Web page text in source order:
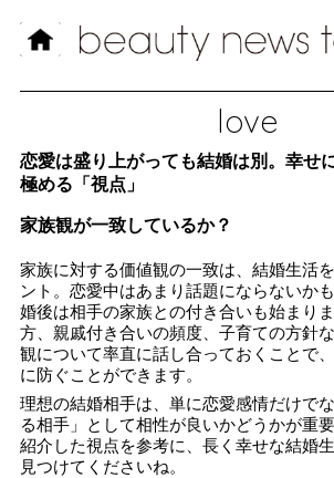
love
恋愛は盛り上がっても結婚は別。幸せ
極める「視点」
家族観が一致しているか？
家族に対する価値観の一致は、結婚生活
ント。恋愛中はあまり話題にならないか
婚後は相手の家族との付き合いも始まり
方、親戚付き合いの頻度、子育ての方針
観について率直に話し合っておくことで
に防ぐことができます。
理想の結婚相手は、単に恋愛感情だけで
る相手」として相性が良いかどうかが重
紹介した視点を参考に、長く幸せな結婚
見つけてくださいね。